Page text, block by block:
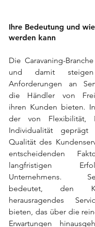
Ihre Bedeutung und
werden kann
Die Caravaning-
und damit
Anforderungen an
die Händler von
ihren Kunden bieten.
der von Flexibilität,
Individualität
Qualität des
entscheidenden
langfristigen
Unternehmens.
bedeutet, den
herausragendes
bieten, das über die
Erwartungen